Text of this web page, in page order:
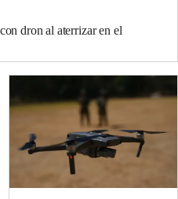
dron al aterrizar en el